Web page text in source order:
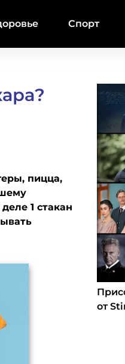
Спорт
пицца,
1 стакан
от